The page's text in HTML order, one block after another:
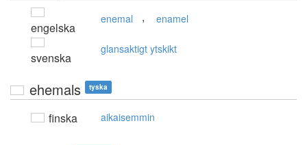
engelska
enemal , enamel
svenska
glansaktigt ytskikt
ehemals tyska
finska aikaisemmin